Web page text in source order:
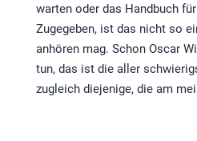
warten oder das Handbuch
Zugegeben, ist das nicht so
anhören mag. Schon Oscar
tun, das ist die aller
zugleich diejenige, die am